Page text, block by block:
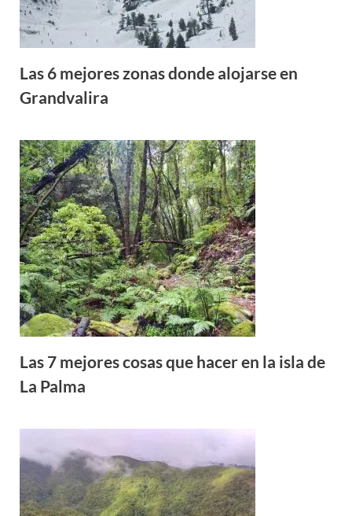
Las 6 mejores zonas donde alojarse en
Grandvalira
Las 7 mejores cosas que hacer en la isla de
La Palma